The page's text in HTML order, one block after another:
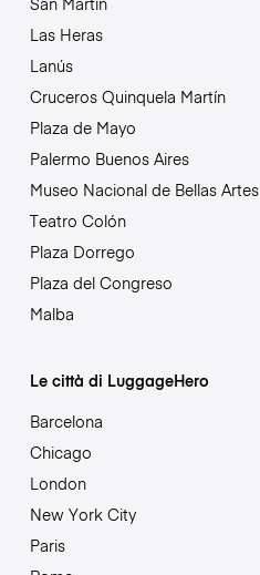
Las Heras
Lanús
Cruceros Quinquela Martín
Plaza de Mayo
Palermo Buenos Aires
Museo Nacional de Bellas Artes
Teatro Colón
Plaza Dorrego
Plaza del Congreso
Malba
Le città di LuggageHero
Barcelona
Chicago
London
New York City
Paris